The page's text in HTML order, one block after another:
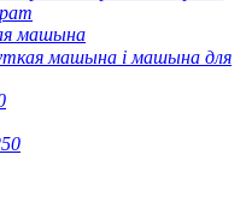
машына
машына і машына для